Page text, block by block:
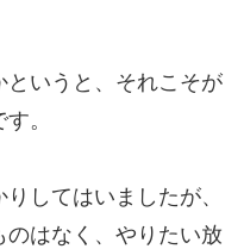
というと、それこそが
。
してはいましたが、
はなく、やりたい放